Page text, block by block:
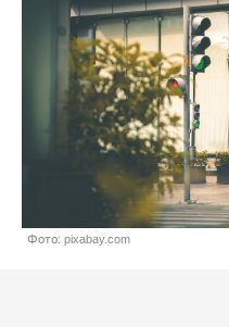
Фото: pixabay.com